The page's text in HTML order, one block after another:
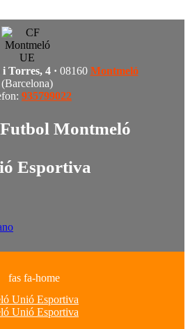
Torres, 4 · 08160 Montmeló
(Barcelona)
935799022
Montmeló
Esportiva
fas fa-home